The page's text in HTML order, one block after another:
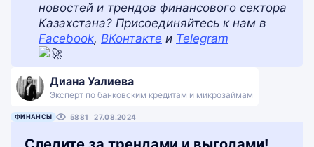
новостей и трендов финансового сектора
Казахстана? Присоединяйтесь к нам в
Facebook, ВКонтакте и Telegram
Диана Уалиева
Эксперт по банковским кредитам и микрозаймам
ФИНАНСЫ 5881 27.08.2024